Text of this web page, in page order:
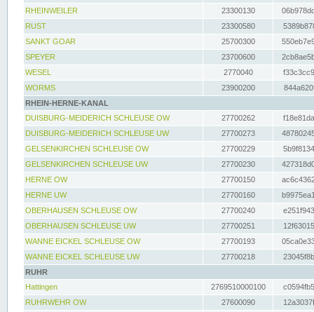
RHEINWEILER
23300130
RUST
23300580
SANKT GOAR
25700300
SPEYER
23700600
WESEL
2770040
WORMS
23900200
RHEIN-HERNE-KANAL
DUISBURG-MEIDERICH SCHLEUSE OW
27700262
DUISBURG-MEIDERICH SCHLEUSE UW
27700273
GELSENKIRCHEN SCHLEUSE OW
27700229
GELSENKIRCHEN SCHLEUSE UW
27700230
HERNE OW
27700150
HERNE UW
27700160
OBERHAUSEN SCHLEUSE OW
27700240
OBERHAUSEN SCHLEUSE UW
27700251
WANNE EICKEL SCHLEUSE OW
27700193
WANNE EICKEL SCHLEUSE UW
27700218
RUHR
Hattingen
2769510000100
RUHRWEHR OW
27600090